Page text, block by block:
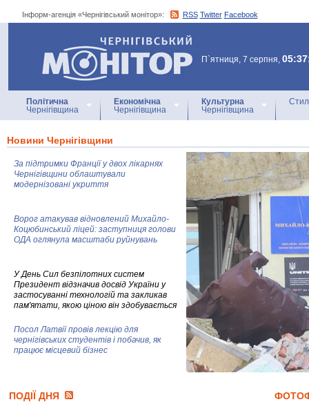
Інформ-агенція «Чернігівський монітор»: RSS Twitter Facebook
Інформ-агенція
«Чернігівський монітор»
П`ятниця, 7 серпня,
Політична
Чернігівщина
Економічна
Чернігівщина
Культурна
Чернігівщина
Новини Чернігівщини
За підтримки Франції у двох лікарнях
Чернігівщини облаштували
модернізовані укриття
Ворог атакував відновлений Михайло-
Коцюбинський ліцей: заступниця голови
ОДА оглянула масштаби руйнувань
У День Сил безпілотних систем
Президент відзначив досвід України у
застосуванні технологій та закликав
пам'ятати, якою ціною він здобувається
Посол Латвії провів лекцію для
чернігівських студентів і побачив, як
працює місцевий бізнес
колекцію про війну, емоції та тварин
ПОДІЇ ДНЯ